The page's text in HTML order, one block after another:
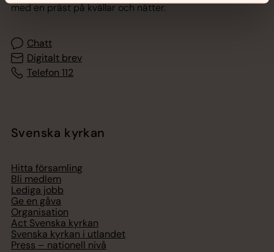
med en präst på kvällar och nätter.
Chatt
Digitalt brev
Telefon 112
Svenska kyrkan
Hitta församling
Bli medlem
Lediga jobb
Ge en gåva
Organisation
Act Svenska kyrkan
Svenska kyrkan i utlandet
Press – nationell nivå